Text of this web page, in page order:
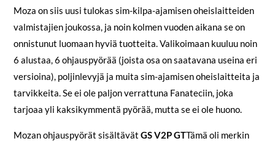
Moza on siis uusi tulokas sim-kilpa-ajamisen oheislaitteiden
valmistajien joukossa, ja noin kolmen vuoden aikana se on
onnistunut luomaan hyviä tuotteita. Valikoimaan kuuluu noin
6 alustaa, 6 ohjauspyörää (joista osa on saatavana useina eri
versioina), poljinlevyjä ja muita sim-ajamisen oheislaitteita ja
tarvikkeita. Se ei ole paljon verrattuna Fanateciin, joka
tarjoaa yli kaksikymmentä pyörää, mutta se ei ole huono.
Mozan ohjauspyörät sisältävät GS V2P GTTämä oli merkin